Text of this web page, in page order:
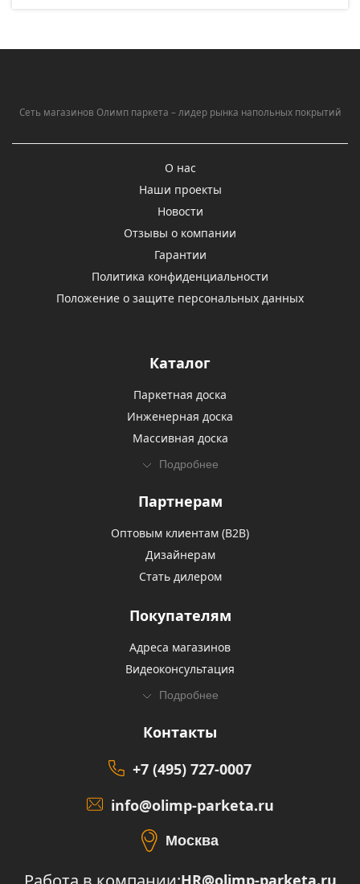
Сеть магазинов Олимп паркета – лидер рынка напольных покрытий
О нас
Наши проекты
Новости
Отзывы о компании
Гарантии
Политика конфиденциальности
Положение о защите персональных данных
Каталог
Паркетная доска
Инженерная доска
Массивная доска
Подробнее
Партнерам
Оптовым клиентам (В2В)
Дизайнерам
Стать дилером
Покупателям
Адреса магазинов
Видеоконсультация
Подробнее
Контакты
+7 (495) 727-0007
info@olimp-parketa.ru
Москва
HR@olimp-parketa.ru